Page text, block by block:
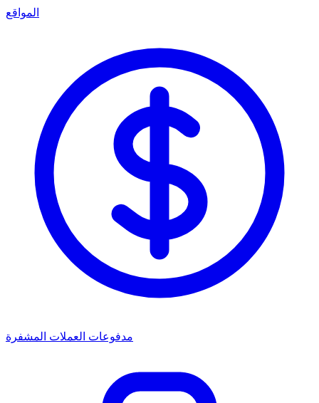
المواقع
مدفوعات العملات المشفرة